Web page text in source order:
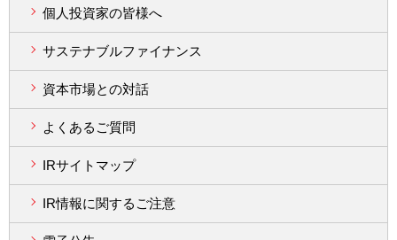
個人投資家の皆様へ
サステナブルファイナンス
資本市場との対話
よくあるご質問
IRサイトマップ
IR情報に関するご注意